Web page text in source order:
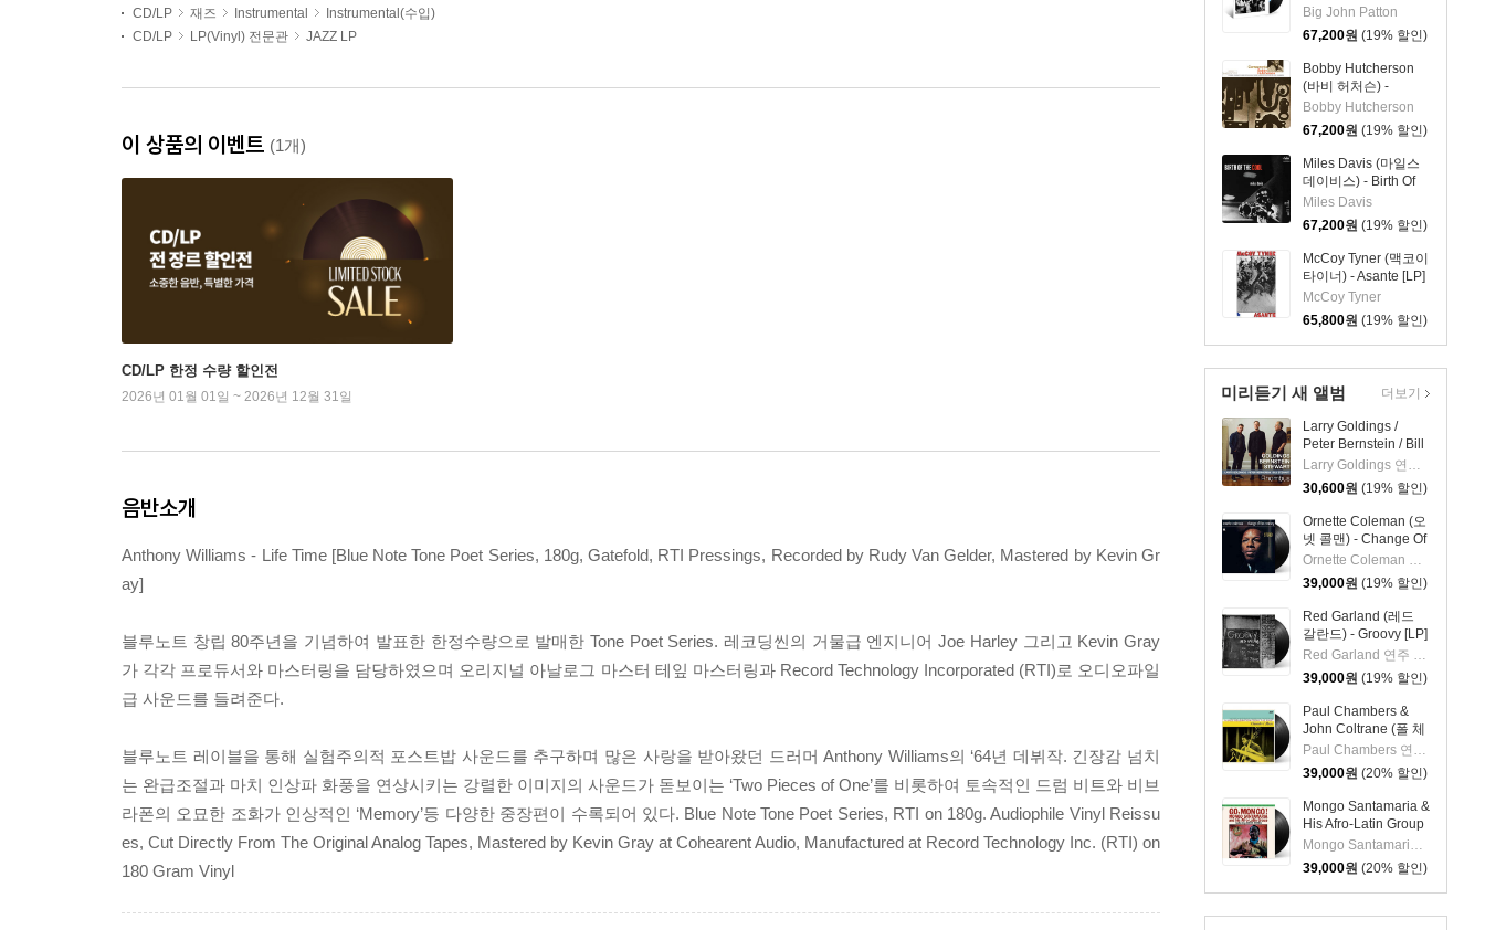
Thing Goin' [LP]
Big John Patton
67,200원 (19% 할인)
Bobby Hutcherson
(바비 허처슨) -
Components [LP]
Bobby Hutcherson
67,200원 (19% 할인)
Miles Davis (마일스
데이비스) - Birth Of
The Cool [LP]
Miles Davis
67,200원 (19% 할인)
McCoy Tyner (맥코이
타이너) - Asante [LP]
McCoy Tyner
65,800원 (19% 할인)
미리듣기 새 앨범
Larry Goldings /
Peter Bernstein / Bill
Stewart (래리 골딩스
/ 피터 번스타인 / 빌
스튜어트) - Rhombus
Larry Goldings 연주 외 2명
30,600원 (19% 할인)
Ornette Coleman (오
넷 콜맨) - Change Of
The Century [LP] Ornette Coleman 연주
39,000원 (19% 할인)
Red Garland (레드
갈란드) - Groovy [LP]
Red Garland 연주 외 2명
39,000원 (19% 할인)
Paul Chambers &
John Coltrane (폴 체
임버스 & 존 콜트레
인) - A Jazz
Delegation From the
East: Chamber's
Music [LP]
Paul Chambers 연주 외 1명
39,000원 (20% 할인)
Mongo Santamaria &
His Afro-Latin Group
(몽고 산타마리아 &
히스 아프로 라틴 그
룹) - Go Mongo!
(Feat. Chick Corea)
[LP]
Mongo Santamaria 연주
39,000원 (20% 할인)
더보기
CD/LP 재즈 Instrumental
Instrumental(수입)
CD/LP
LP(Vinyl) 전문관 JAZZ LP
이 상품의 이벤트 (1개)
CD/LP 한정 수량 할인전
2026년 01월 01일 ~ 2026년 12월 31일
음반소개
Anthony Williams - Life Time [Blue Note Tone Poet Series, 180g, Gatefold, RTI Pressings, Recorded by Rudy Van Gelder, Mastered by Kevin Gr
ay]
블루노트 창립 80주년을 기념하여 발표한 한정수량으로 발매한 Tone Poet Series. 레코딩씬의 거물급 엔지니어 Joe Harley 그리고 Kevin Gray
가 각각 프로듀서와 마스터링을 담당하였으며 오리지널 아날로그 마스터 테잎 마스터링과 Record Technology Incorporated (RTI)로 오디오파일
급 사운드를 들려준다.
블루노트 레이블을 통해 실험주의적 포스트밥 사운드를 추구하며 많은 사랑을 받아왔던 드러머 Anthony Williams의 ‘64년 데뷔작. 긴장감 넘치
는 완급조절과 마치 인상파 화풍을 연상시키는 강렬한 이미지의 사운드가 돋보이는 ‘Two Pieces of One’를 비롯하여 토속적인 드럼 비트와 비브
라폰의 오묘한 조화가 인상적인 ‘Memory’등 다양한 중장편이 수록되어 있다. Blue Note Tone Poet Series, RTI on 180g. Audiophile Vinyl Reissu
es, Cut Directly From The Original Analog Tapes, Mastered by Kevin Gray at Cohearent Audio, Manufactured at Record Technology Inc. (RTI) on
180 Gram Vinyl